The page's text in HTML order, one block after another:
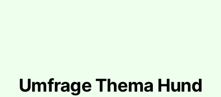
Umfrage Thema Hund